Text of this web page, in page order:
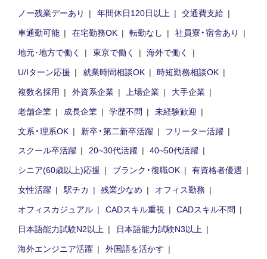
ノー残業デーあり
年間休日120日以上
交通費支給
車通勤可能
在宅勤務OK 転勤なし
社員寮・宿舍あり
地元･地方で働く
東京で働く
海外で働く
U/Iターン応援
就業時間相談OK
時短勤務相談OK
複数名採用
外資系企業 上場企業
大手企業
老舗企業
成長企業 学歴不問
未経験歓迎
文系・理系OK
新卒・第二新卒活躍
フリーター活躍
スクール卒活躍
20~30代活躍
40~50代活躍
シニア(60歳以上)応援
ブランク・復職OK
有資格者優遇
女性活躍
駅チカ 残業少なめ
オフィス勤務
オフィスカジュアル
CADスキル重視
CADスキル不問
日本語能力試験N2以上
日本語能力試験N3以上
海外エンジニア活躍
外国語を活かす